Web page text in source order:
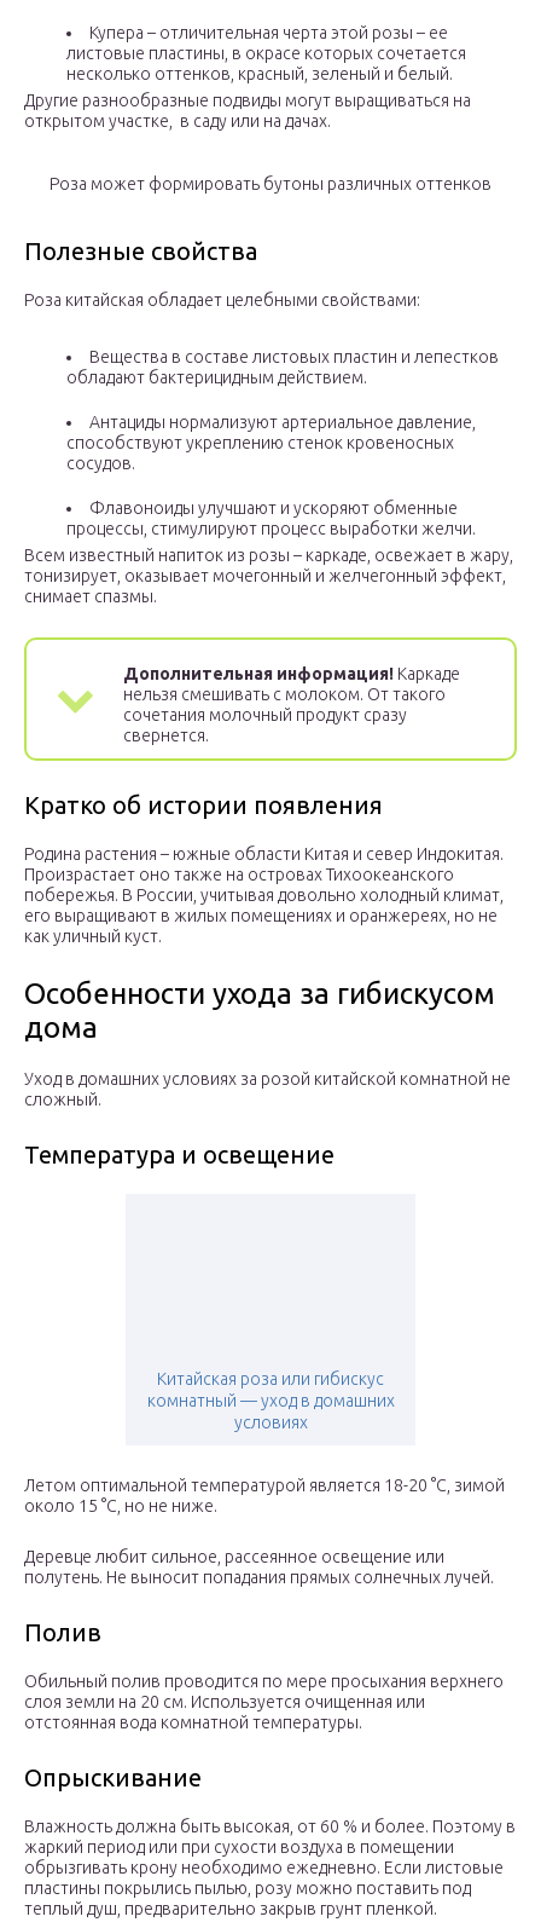
Купера – отличительная черта этой розы – ее
листовые пластины, в окрасе которых сочетается
несколько оттенков, красный, зеленый и белый.
Другие разнообразные подвиды могут выращиваться на
открытом участке, в саду или на дачах.
Роза может формировать бутоны различных оттенков
Полезные свойства
Роза китайская обладает целебными свойствами:
Вещества в составе листовых пластин и лепестков
обладают бактерицидным действием.
Антациды нормализуют артериальное давление,
способствуют укреплению стенок кровеносных
сосудов.
Флавоноиды улучшают и ускоряют обменные
процессы, стимулируют процесс выработки желчи.
Всем известный напиток из розы – каркаде, освежает в жару,
тонизирует, оказывает мочегонный и желчегонный эффект,
снимает спазмы.
Дополнительная информация! Каркаде
нельзя смешивать с молоком. От такого
сочетания молочный продукт сразу
свернется.
Кратко об истории появления
Родина растения – южные области Китая и север Индокитая.
Произрастает оно также на островах Тихоокеанского
побережья. В России, учитывая довольно холодный климат,
его выращивают в жилых помещениях и оранжереях, но не
как уличный куст.
Особенности ухода за гибискусом
дома
Уход в домашних условиях за розой китайской комнатной не
сложный.
Температура и освещение
Китайская роза или гибискус
комнатный — уход в домашних
условиях
Летом оптимальной температурой является 18-20 °C, зимой
около 15 °C, но не ниже.
Деревце любит сильное, рассеянное освещение или
полутень. Не выносит попадания прямых солнечных лучей.
Полив
Обильный полив проводится по мере просыхания верхнего
слоя земли на 20 см. Используется очищенная или
отстоянная вода комнатной температуры.
Опрыскивание
Влажность должна быть высокая, от 60 % и более. Поэтому в
жаркий период или при сухости воздуха в помещении
обрызгивать крону необходимо ежедневно. Если листовые
пластины покрылись пылью, розу можно поставить под
теплый душ, предварительно закрыв грунт пленкой.